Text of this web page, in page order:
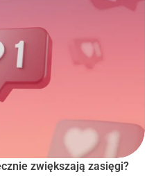
zwiększają zasięgi?